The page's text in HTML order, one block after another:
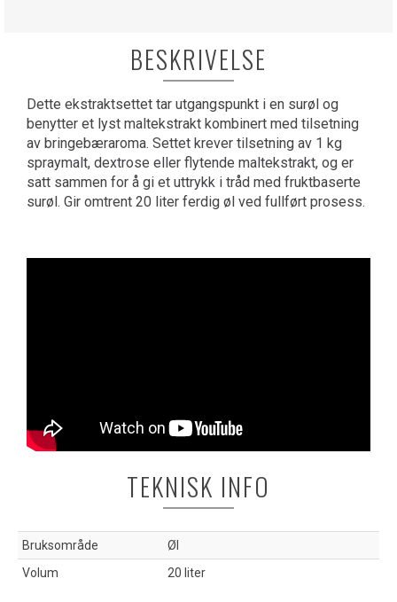
BESKRIVELSE
Dette ekstraktsettet tar utgangspunkt i en surøl og
benytter et lyst maltekstrakt kombinert med tilsetning
av bringebær­aroma. Settet krever tilsetning av 1 kg
spraymalt, dextrose eller flytende maltekstrakt, og er
satt sammen for å gi et uttrykk i tråd med fruktbaserte
surøl. Gir omtrent 20 liter ferdig øl ved fullført prosess.
TEKNISK INFO
Bruksområde
Øl
Volum
20 liter